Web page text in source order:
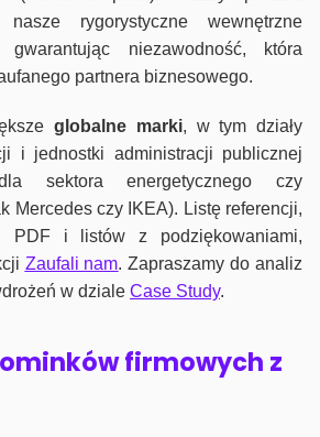
rygorystyczne wewnętrzne
gwarantując niezawodność, która
partnera biznesowego.
globalne marki, w tym działy
i jednostki administracji publicznej
sektora energetycznego czy
Mercedes czy IKEA). Listę referencji,
PDF i listów z podziękowaniami,
Zaufali nam. Zapraszamy do analiz
w dziale Case Study.
firmowych z